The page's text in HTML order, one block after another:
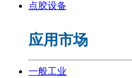
点胶设备
应用市场
一般工业